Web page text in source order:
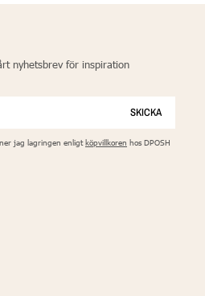
nyhetsbrev för inspiration
SKICKA
jag lagringen enligt köpvillkoren hos DPOSH